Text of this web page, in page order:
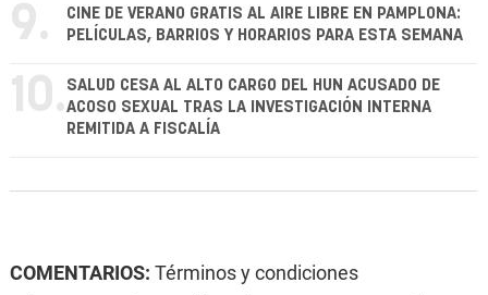
9.
CINE DE VERANO GRATIS AL AIRE LIBRE EN PAMPLONA:
PELÍCULAS, BARRIOS Y HORARIOS PARA ESTA SEMANA
10. SALUD CESA AL ALTO CARGO DEL HUN ACUSADO DE
ACOSO SEXUAL TRAS LA INVESTIGACIÓN INTERNA
REMITIDA A FISCALÍA
COMENTARIOS: Términos y condiciones